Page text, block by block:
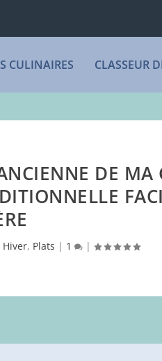
CULINAIRES CLASSEUR
DE MA
Hiver, Plats | 1 |